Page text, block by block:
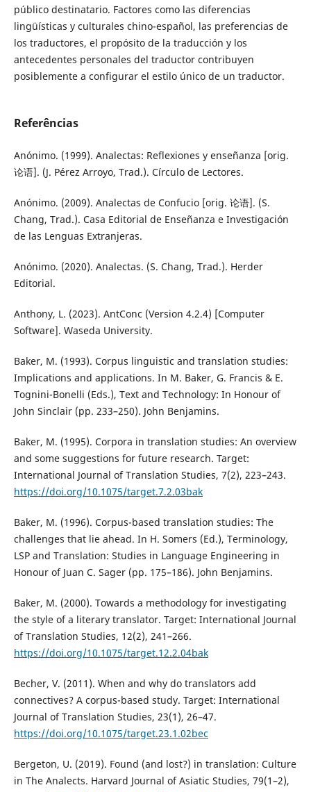
público destinatario. Factores como las diferencias
lingüísticas y culturales chino-español, las preferencias de
los traductores, el propósito de la traducción y los
antecedentes personales del traductor contribuyen
posiblemente a configurar el estilo único de un traductor.
Referências
Anónimo. (1999). Analectas: Reflexiones y enseñanza [orig.
论语]. (J. Pérez Arroyo, Trad.). Círculo de Lectores.
Anónimo. (2009). Analectas de Confucio [orig. 论语]. (S.
Chang, Trad.). Casa Editorial de Enseñanza e Investigación
de las Lenguas Extranjeras.
Anónimo. (2020). Analectas. (S. Chang, Trad.). Herder
Editorial.
Anthony, L. (2023). AntConc (Version 4.2.4) [Computer
Software]. Waseda University.
Baker, M. (1993). Corpus linguistic and translation studies:
Implications and applications. In M. Baker, G. Francis & E.
Tognini-Bonelli (Eds.), Text and Technology: In Honour of
John Sinclair (pp. 233–250). John Benjamins.
Baker, M. (1995). Corpora in translation studies: An overview
and some suggestions for future research. Target:
International Journal of Translation Studies, 7(2), 223–243.
https://doi.org/10.1075/target.7.2.03bak
Baker, M. (1996). Corpus-based translation studies: The
challenges that lie ahead. In H. Somers (Ed.), Terminology,
LSP and Translation: Studies in Language Engineering in
Honour of Juan C. Sager (pp. 175–186). John Benjamins.
Baker, M. (2000). Towards a methodology for investigating
the style of a literary translator. Target: International Journal
of Translation Studies, 12(2), 241–266.
https://doi.org/10.1075/target.12.2.04bak
Becher, V. (2011). When and why do translators add
connectives? A corpus-based study. Target: International
Journal of Translation Studies, 23(1), 26–47.
https://doi.org/10.1075/target.23.1.02bec
Bergeton, U. (2019). Found (and lost?) in translation: Culture
in The Analects. Harvard Journal of Asiatic Studies, 79(1–2),